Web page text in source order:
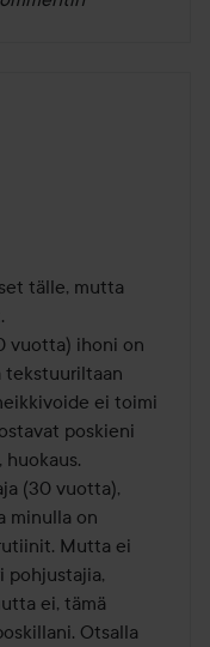
sitten
tälle, mutta
vuotta) ihoni on
tekstuuriltaan
ei toimi
poskieni
(30 vuotta),
minulla on
Mutta ei
pohjustajia,
ei, tämä
Otsalla